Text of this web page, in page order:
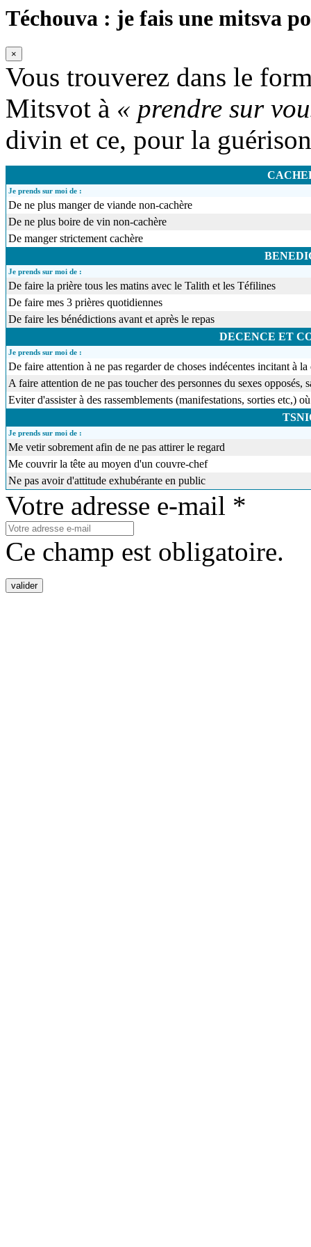
Téchouva : je fais une mitsva
×
Vous trouverez dans le
Mitsvot à « prendre sur
divin et ce, pour la
Je prends sur moi de :
De ne plus manger de viande non-cachère
De ne plus boire de vin non-cachère
De manger strictement cachère
Je prends sur moi de :
De faire la prière tous les matins avec le Talith et les Téfilines
De faire mes 3 prières quotidiennes
De faire les bénédictions avant et après le repas
DECENCE ET
Je prends sur moi de :
De faire attention à ne pas regarder de choses indécentes incitant à
A faire attention de ne pas toucher des personnes du sexes
Eviter d'assister à des rassemblements (manifestations, sorties etc,)
Je prends sur moi de :
Me vetir sobrement afin de ne pas attirer le regard
Me couvrir la tête au moyen d'un couvre-chef
Ne pas avoir d'attitude exhubérante en public
Votre adresse e-mail *
Ce champ est obligatoire.